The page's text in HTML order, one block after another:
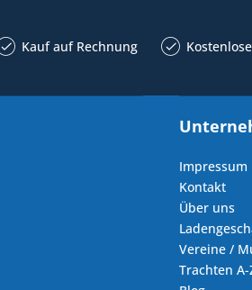
Kauf auf Rechnung
Impressum
Kontakt
Über uns
Vereine /
Trachten A-